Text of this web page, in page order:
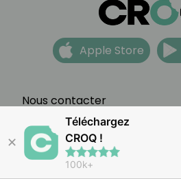
Nous contacter
Mentions légales
Partenariats
CGV
Apple Store
✕
Téléchargez
CROQ !
100k+